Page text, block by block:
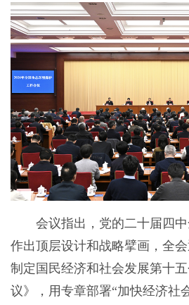
会议指出，党的二十届四中
作出顶层设计和战略擘画，全
制定国民经济和社会发展第十
议》，用专章部署“加快经济社